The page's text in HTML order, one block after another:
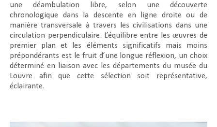
une déambulation libre, selon une découverte
chronologique dans la descente en ligne droite ou de
manière transversale à travers les civilisations dans une
circulation perpendiculaire. L’équilibre entre les œuvres de
premier plan et les éléments significatifs mais moins
prépondérants est le fruit d’une longue réflexion, un choix
déterminé en liaison avec les départements du musée du
Louvre afin que cette sélection soit représentative,
éclairante.